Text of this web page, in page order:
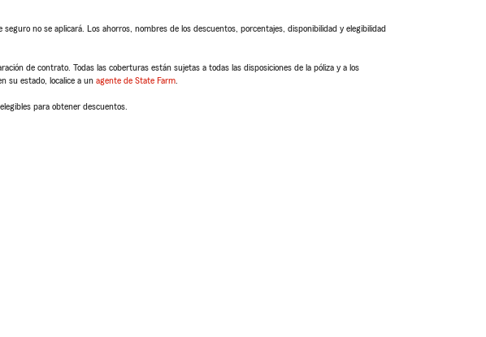
no se aplicará. Los ahorros, nombres de los descuentos, porcentajes, disponibilidad y elegibilidad
de contrato. Todas las coberturas están sujetas a todas las disposiciones de la póliza y a los
su estado, localice a un agente de State Farm
para obtener descuentos.